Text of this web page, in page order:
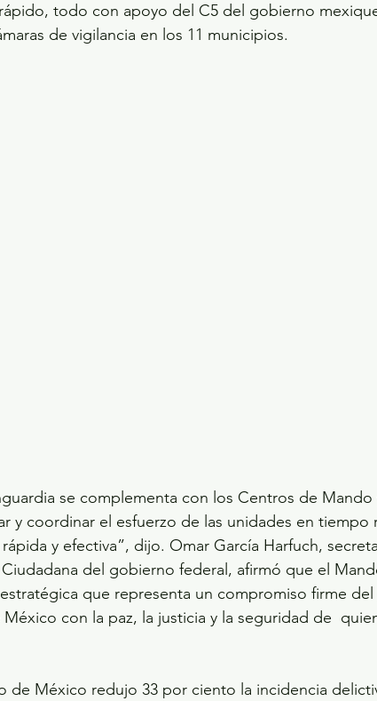
todo con apoyo del C5 del gobierno
de vigilancia en los 11 municipios.
se complementa con los Centros de
y coordinar el esfuerzo de las unidades en tiempo
y efectiva”, dijo. Omar García Harfuch,
del gobierno federal, afirmó que el
que representa un compromiso firme
con la paz, la justicia y la seguridad de
de México redujo 33 por ciento la incidencia